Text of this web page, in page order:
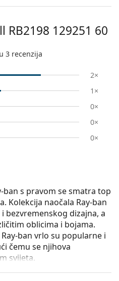
RB2198 129251 60
3 recenzija
2×
1×
0×
0×
0×
ban s pravom se smatra top
Kolekcija naočala Ray-ban
bezvremenskog dizajna, a
oblicima i bojama.
ban vrlo su popularne i
čemu se njihova
svijeta.
su unisex sunčane naočale.